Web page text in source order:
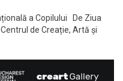
a Copilului De Ziua
de Creație, Artă și